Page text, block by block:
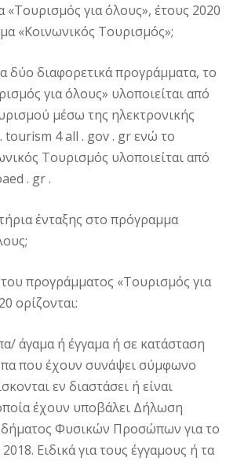
για όλους», έτους 2020
«Κοινωνικός Τουρισμός»;
δύο διαφορετικά προγράμματα, το
για όλους» υλοποιείται από
μέσω της ηλεκτρονικής
tourism 4 all . gov . gr ενώ το
Τουρισμός υλοποιείται από
. gr .
ένταξης στο πρόγραμμα
προγράμματος «Τουρισμός για
ορίζονται:
άγαμα ή έγγαμα ή σε κατάσταση
που έχουν συνάψει σύμφωνο
εν διαστάσει ή είναι
έχουν υποβάλει Δήλωση
Φυσικών Προσώπων για το
Ειδικά για τους έγγαμους ή τα